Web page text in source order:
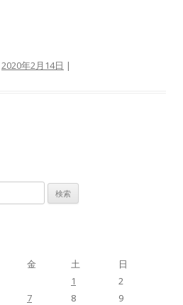
2020年2月14日 |
金 土 日
1
2
7 8
9